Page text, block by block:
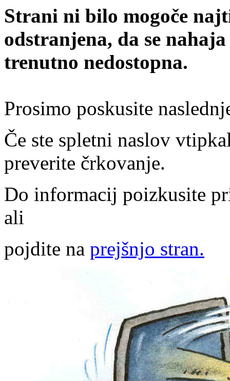
Strani ni bilo mogoče
odstranjena, da se
trenutno nedostopna.
Prosimo poskusite
Če ste spletni naslov
preverite črkovanje.
Do informacij poizkusite
ali
pojdite na prejšnjo stran.